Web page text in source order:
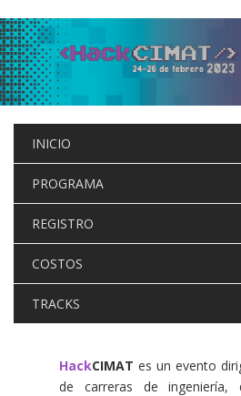
al
contenido
principal
INICIO
PROGRAMA
REGISTRO
COSTOS
TRACKS
HackCIMAT es un evento
de carreras de ingeniería,